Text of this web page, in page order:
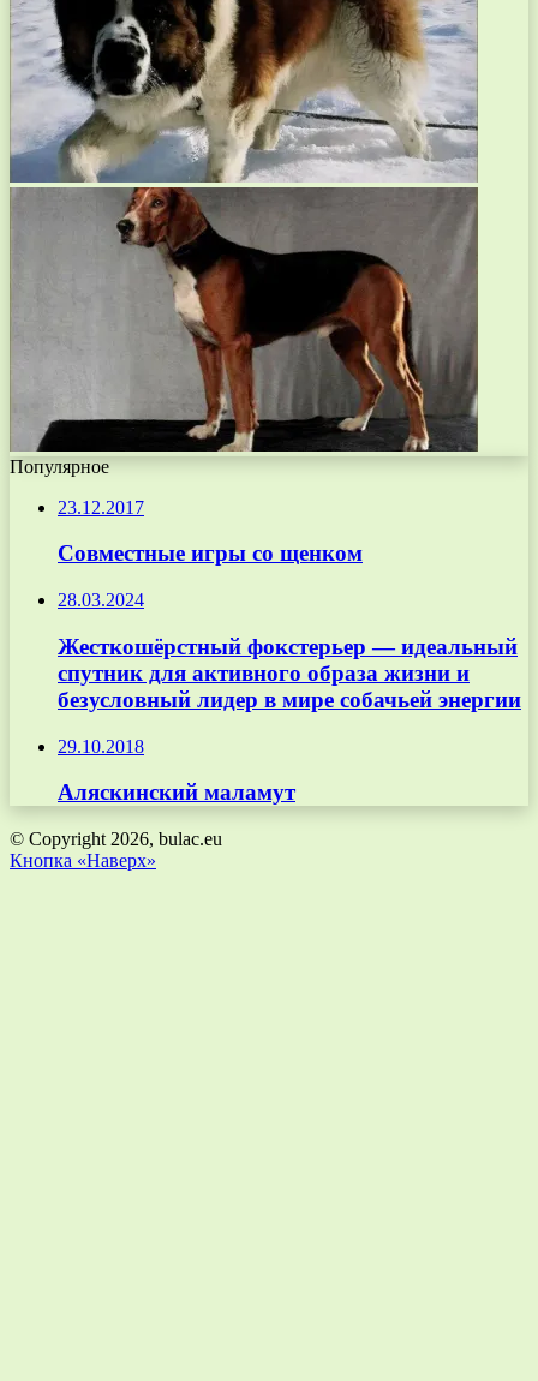
Популярное
23.12.2017
Совместные игры со щенком
28.03.2024
Жесткошёрстный фокстерьер — идеальный
спутник для активного образа жизни и
безусловный лидер в мире собачьей энергии
29.10.2018
Аляскинский маламут
© Copyright 2026, bulac.eu
Кнопка «Наверх»